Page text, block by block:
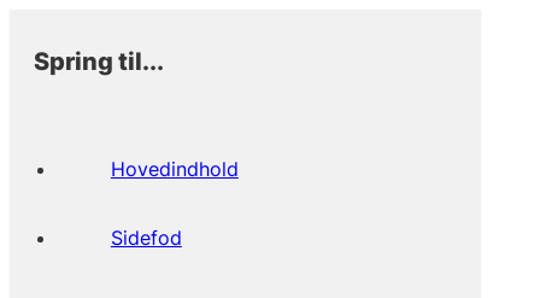
Spring til...
Hovedindhold
Sidefod